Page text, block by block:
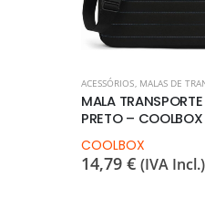
ACESSÓRIOS, MALAS DE
MALA TRANSPORTE
PRETO – COOLBOX
COOLBOX
14,79 € (IVA Incl.)